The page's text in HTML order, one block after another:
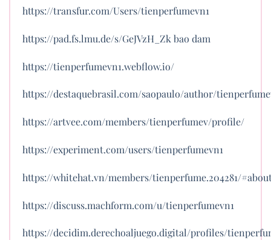
https://transfur.com/Users/tienperfumevn1
https://pad.fs.lmu.de/s/GeJVzH_Zk bao dam
https://tienperfumevn1.webflow.io/
https://destaquebrasil.com/saopaulo/author/
https://artvee.com/members/tienperfumev/profile/
https://experiment.com/users/tienperfumevn1
https://whitehat.vn/members/tienperfume.204281/
https://discuss.machform.com/u/tienperfumevn1
https://decidim.derechoaljuego.digital/profiles/